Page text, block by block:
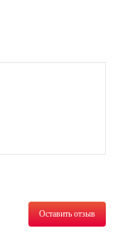
Оставить отзыв